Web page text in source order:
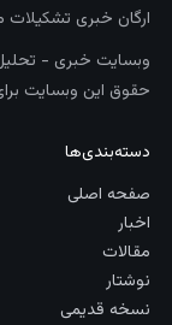
ارگان خبری تشکیلات
وبسایت خبری -
حقوق این وبسایت
دسته‌بندی‌ها
صفحه اصلی
اخبار
مقالات
نوشتار
نسخه قدیمی